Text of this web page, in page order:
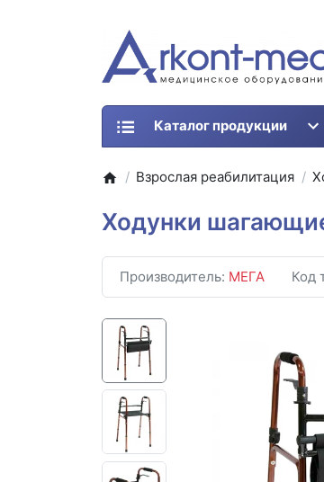
Каталог продукции
Взрослая реабилитация
Ходунки
Производитель: МЕГА Код